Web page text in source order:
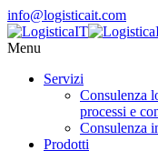
info@logisticait.com
Menu
Servizi
Consulenza
processi e
Consulenza
Prodotti